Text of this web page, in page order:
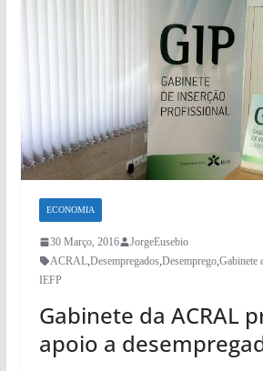
ECONOMIA
30 Março, 2016
JorgeEusebio
ACRAL,Desempregados,Desemprego,Gabinete
IEFP
Gabinete da ACRAL
apoio a